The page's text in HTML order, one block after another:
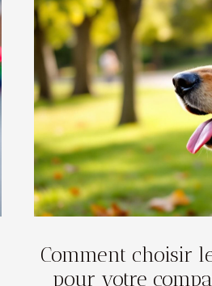
Comment choisir
pour votre